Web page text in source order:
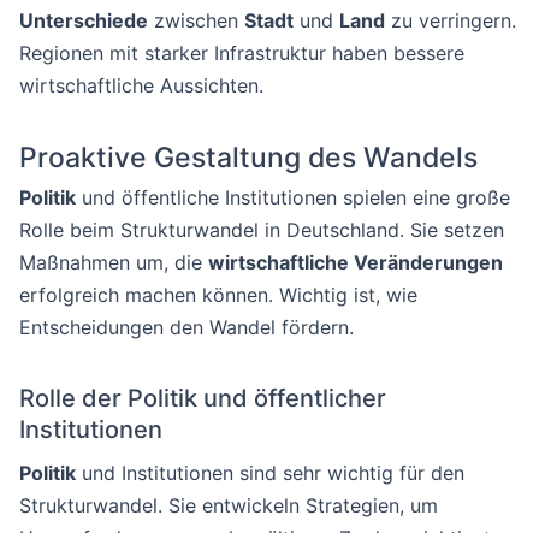
Unterschiede zwischen Stadt und Land zu verringern.
Regionen mit starker Infrastruktur haben bessere
wirtschaftliche Aussichten.
Proaktive Gestaltung des Wandels
Politik und öffentliche Institutionen spielen eine große
Rolle beim Strukturwandel in Deutschland. Sie setzen
Maßnahmen um, die wirtschaftliche Veränderungen
erfolgreich machen können. Wichtig ist, wie
Entscheidungen den Wandel fördern.
Rolle der Politik und öffentlicher
Institutionen
Politik und Institutionen sind sehr wichtig für den
Strukturwandel. Sie entwickeln Strategien, um